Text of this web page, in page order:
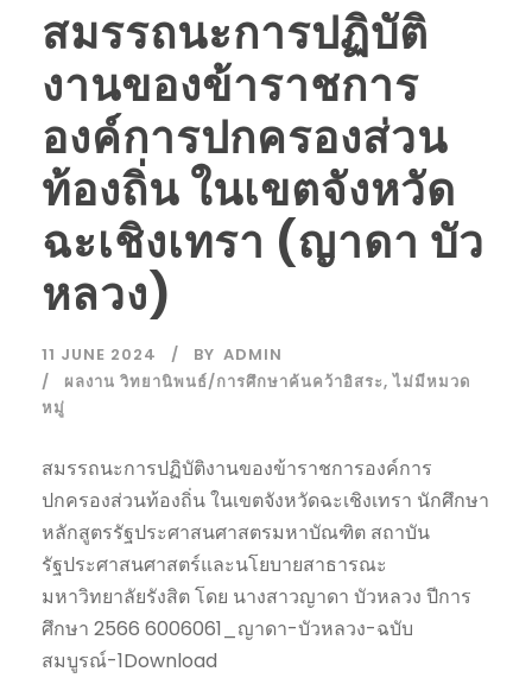
สมรรถนะการปฏิบัติ
งานของข้าราชการ
องค์การปกครองส่วน
ท้องถิ่น ในเขตจังหวัด
ฉะเชิงเทรา (ญาดา บัว
หลวง)
11 JUNE 2024 BY ADMIN
ผลงาน วิทยานิพนธ์/การศึกษาค้นคว้าอิสระ, ไม่มีหมวด
หมู่
สมรรถนะการปฏิบัติงานของข้าราชการองค์การ
ปกครองส่วนท้องถิ่น ในเขตจังหวัดฉะเชิงเทรา นักศึกษา
หลักสูตรรัฐประศาสนศาสตรมหาบัณฑิต สถาบัน
รัฐประศาสนศาสตร์และนโยบายสาธารณะ
มหาวิทยาลัยรังสิต โดย นางสาวญาดา บัวหลวง ปีการ
ศึกษา 2566 6006061_ญาดา-บัวหลวง-ฉบับ
สมบูรณ์-1Download